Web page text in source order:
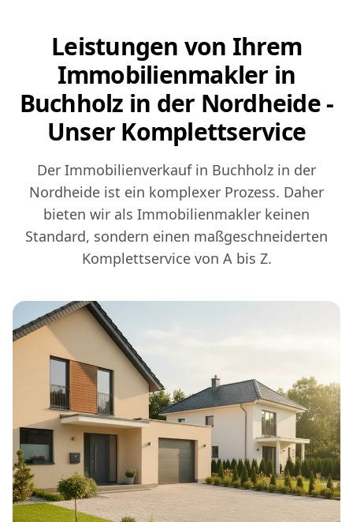
Leistungen von Ihrem
Immobilienmakler in
Buchholz in der Nordheide -
Unser Komplettservice
Der Immobilienverkauf in Buchholz in der
Nordheide ist ein komplexer Prozess. Daher
bieten wir als Immobilienmakler keinen
Standard, sondern einen maßgeschneiderten
Komplettservice von A bis Z.